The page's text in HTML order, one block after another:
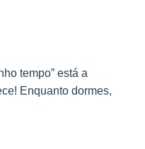
tempo” está a
Enquanto dormes,